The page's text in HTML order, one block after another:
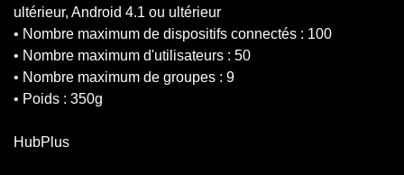
ultérieur, Android 4.1 ou ultérieur
• Nombre maximum de dispositifs connectés : 100
• Nombre maximum d'utilisateurs : 50
• Nombre maximum de groupes : 9
• Poids : 350g
HubPlus